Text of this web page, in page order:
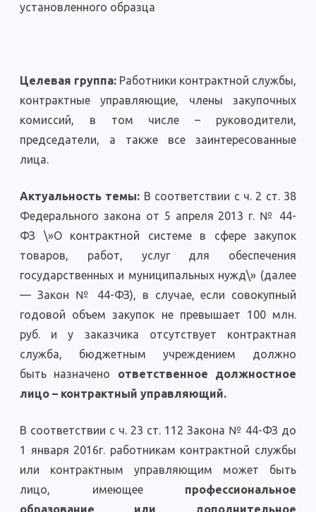
установленного образца
Целевая группа: Работники контрактной службы,
контрактные управляющие, члены закупочных
комиссий, в том числе – руководители,
председатели, а также все заинтересованные
лица.
Актуальность темы: В соответствии с ч. 2 ст. 38
Федерального закона от 5 апреля 2013 г. № 44-
ФЗ \»О контрактной системе в сфере закупок
товаров, работ, услуг для обеспечения
государственных и муниципальных нужд\» (далее
— Закон № 44-ФЗ), в случае, если совокупный
годовой объем закупок не превышает 100 млн.
руб. и у заказчика отсутствует контрактная
служба, бюджетным учреждением должно
быть назначено ответственное должностное
лицо – контрактный управляющий.
В соответствии с ч. 23 ст. 112 Закона № 44-ФЗ до
1 января 2016г. работникам контрактной службы
или контрактным управляющим может быть
лицо, имеющее профессиональное
образование или дополнительное